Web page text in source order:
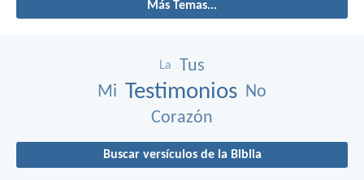
Más Temas...
La
Tus
Mi Testimonios No
Corazón
Buscar versículos de la Biblia